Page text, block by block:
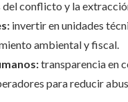
conflicto y la
invertir en unidades
ambiental y fiscal.
transparencia en
para reducir